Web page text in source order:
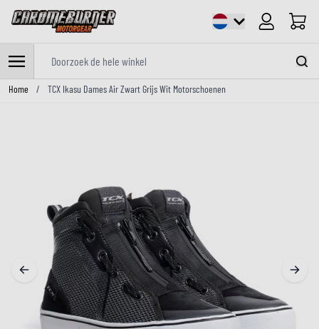
Cart
Ga naar de inhoud
Home / TCX Ikasu Dames Air Zwart Grijs Wit Motorschoenen